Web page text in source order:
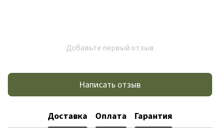
Добавьте первый отзыв
Написать отзыв
Доставка Оплата Гарантия